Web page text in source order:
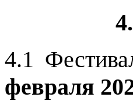
4.1
февраля